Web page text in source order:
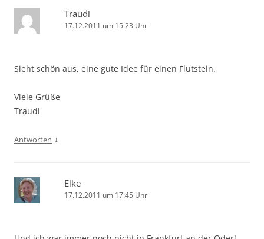
Traudi
17.12.2011 um 15:23 Uhr
Sieht schön aus, eine gute Idee für einen Flutstein.
Viele Grüße
Traudi
Antworten ↓
Elke
17.12.2011 um 17:45 Uhr